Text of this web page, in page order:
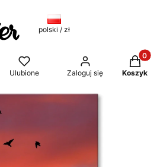
polski / zł
Ulubione Zaloguj się Koszyk